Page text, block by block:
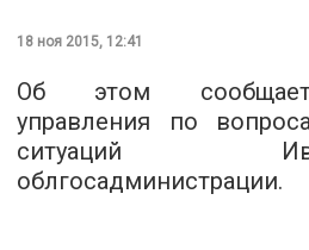
18 ноя 2015, 12:41
Об этом
управления по
ситуаций Ивано-
облгосадминистрации.